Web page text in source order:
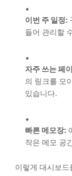
이번 주 일정:
들어 관리할
자주 쓰는 페
의 링크를 모
있습니다.
빠른 메모장:
작은 메모 공
이렇게 대시보